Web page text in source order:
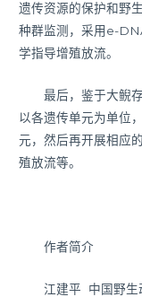
遗传资源的保护和野
种群监测，采用e-
学指导增殖放流。
最后，鉴于大鲵存
以各遗传单元为单位
元，然后再开展相应
殖放流等。
作者简介
江建平 中国野生动